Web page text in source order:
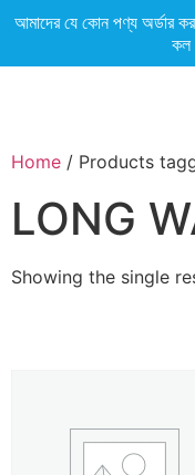
আমাদের যে কোন পণ্য অর্ডার
কল
Home / Products
LONG
Showing the single